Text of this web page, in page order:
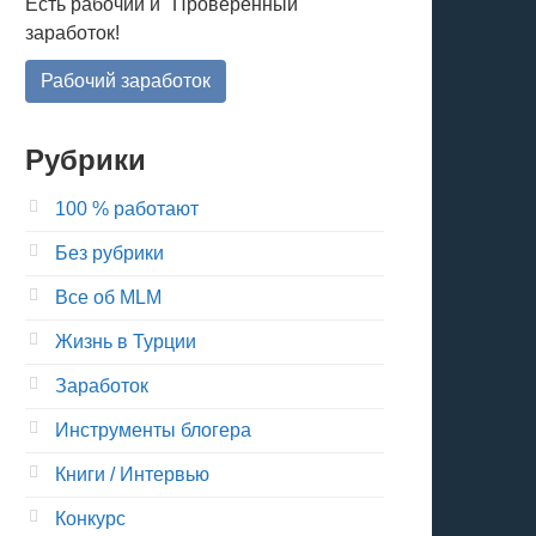
Есть рабочий и "Проверенный"
заработок!
Рабочий заработок
Рубрики
100 % работают
Без рубрики
Все об MLM
Жизнь в Турции
Заработок
Инструменты блогера
Книги / Интервью
Конкурс